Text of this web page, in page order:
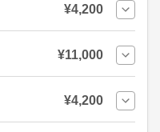
¥4,200
¥11,000
¥4,200